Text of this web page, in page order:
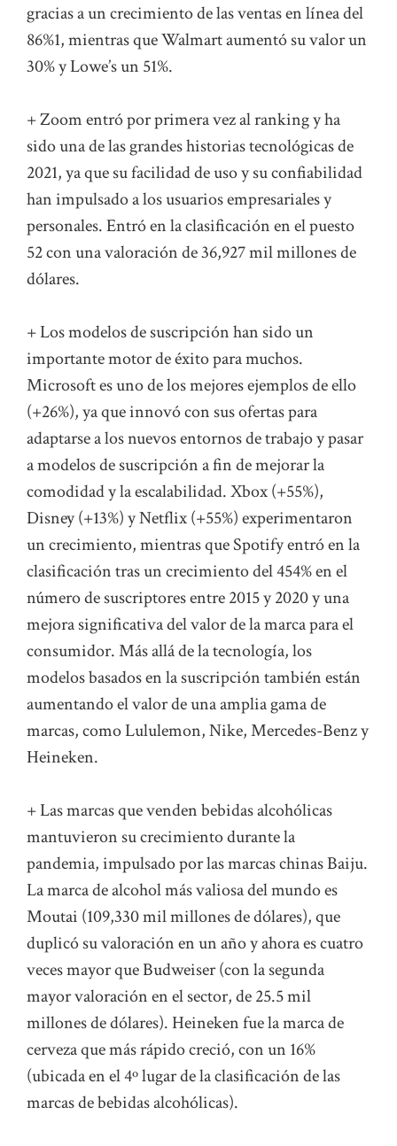
gracias a un crecimiento de las ventas en línea del
86%1, mientras que Walmart aumentó su valor un
30% y Lowe’s un 51%.
+ Zoom entró por primera vez al ranking y ha
sido una de las grandes historias tecnológicas de
2021, ya que su facilidad de uso y su confiabilidad
han impulsado a los usuarios empresariales y
personales. Entró en la clasificación en el puesto
52 con una valoración de 36,927 mil millones de
dólares.
+ Los modelos de suscripción han sido un
importante motor de éxito para muchos.
Microsoft es uno de los mejores ejemplos de ello
(+26%), ya que innovó con sus ofertas para
adaptarse a los nuevos entornos de trabajo y pasar
a modelos de suscripción a fin de mejorar la
comodidad y la escalabilidad. Xbox (+55%),
Disney (+13%) y Netflix (+55%) experimentaron
un crecimiento, mientras que Spotify entró en la
clasificación tras un crecimiento del 454% en el
número de suscriptores entre 2015 y 2020 y una
mejora significativa del valor de la marca para el
consumidor. Más allá de la tecnología, los
modelos basados en la suscripción también están
aumentando el valor de una amplia gama de
marcas, como Lululemon, Nike, Mercedes-Benz y
Heineken.
+ Las marcas que venden bebidas alcohólicas
mantuvieron su crecimiento durante la
pandemia, impulsado por las marcas chinas Baiju.
La marca de alcohol más valiosa del mundo es
Moutai (109,330 mil millones de dólares), que
duplicó su valoración en un año y ahora es cuatro
veces mayor que Budweiser (con la segunda
mayor valoración en el sector, de 25.5 mil
millones de dólares). Heineken fue la marca de
cerveza que más rápido creció, con un 16%
(ubicada en el 4º lugar de la clasificación de las
marcas de bebidas alcohólicas).